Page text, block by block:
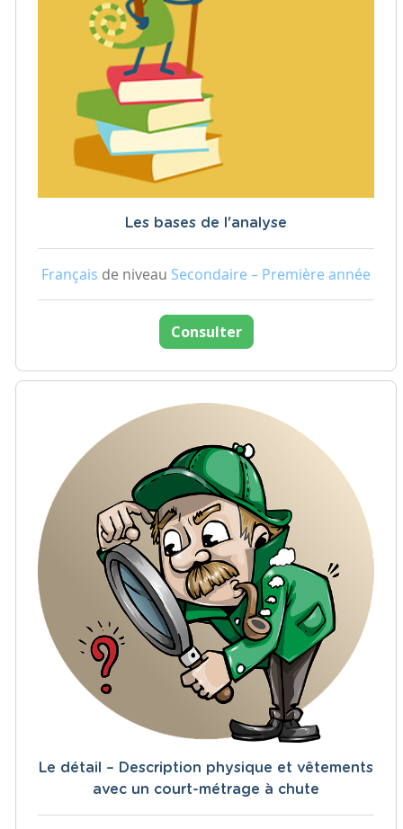
Les bases de l'analyse
Français de niveau Secondaire – Première année
Consulter
Le détail – Description physique et vêtements
avec un court-métrage à chute